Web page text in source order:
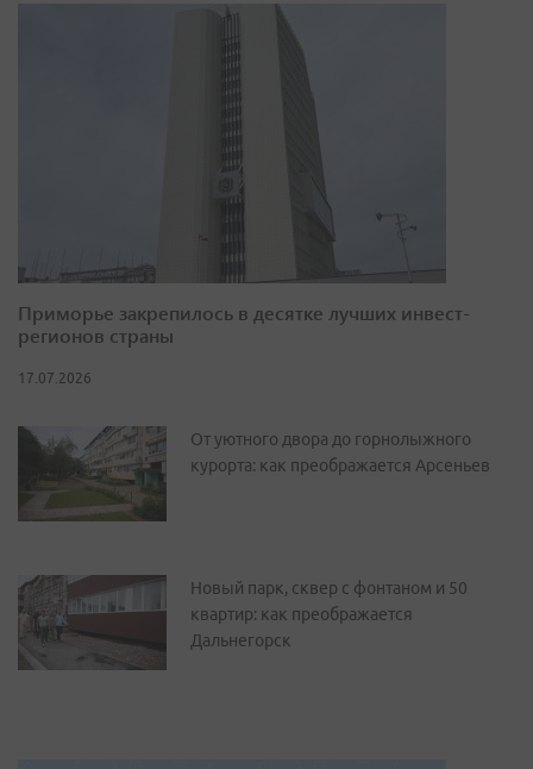
Приморье закрепилось в десятке лучших инвест-
регионов страны
17.07.2026
От уютного двора до горнолыжного
курорта: как преображается Арсеньев
Новый парк, сквер с фонтаном и 50
квартир: как преображается
Дальнегорск